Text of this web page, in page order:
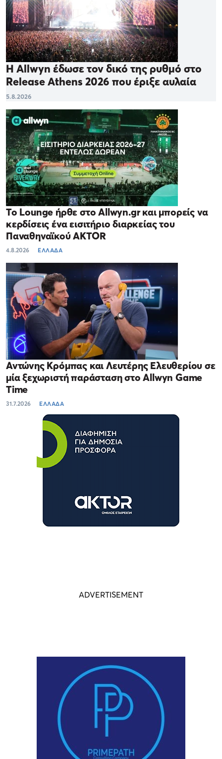
Η Allwyn έδωσε τον δικό της ρυθμό στο
Release Athens 2026 που έριξε αυλαία
5.8.2026
Το Lounge ήρθε στο Allwyn.gr και μπορείς να
κερδίσεις ένα εισιτήριο διαρκείας του
Παναθηναϊκού AKTOR
4.8.2026 ΕΛΛΑΔΑ
Αντώνης Κρόμπας και Λευτέρης Ελευθερίου σε
μία ξεχωριστή παράσταση στο Allwyn Game
Time
31.7.2026 ΕΛΛΑΔΑ